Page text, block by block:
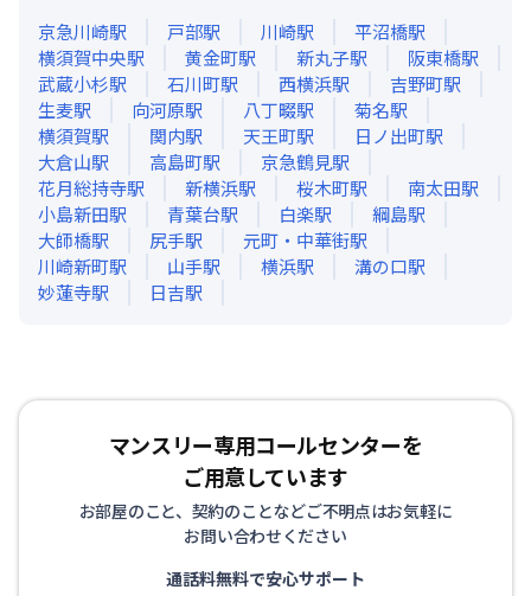
京急川崎駅 戸部駅 川崎駅 平沼橋駅
横須賀中央駅 黄金町駅 新丸子駅 阪東橋駅
武蔵小杉駅 石川町駅 西横浜駅 吉野町駅
生麦駅 向河原駅 八丁畷駅 菊名駅
横須賀駅 関内駅 天王町駅 日ノ出町駅
大倉山駅 高島町駅 京急鶴見駅
花月総持寺駅 新横浜駅 桜木町駅 南太田駅
小島新田駅 青葉台駅 白楽駅 綱島駅
大師橋駅 尻手駅 元町・中華街駅
川崎新町駅 山手駅 横浜駅 溝の口駅
妙蓮寺駅 日吉駅
マンスリー専用コールセンターを
ご用意しています
お部屋のこと、契約のことなどご不明点はお気軽に
お問い合わせください
通話料無料で安心サポート